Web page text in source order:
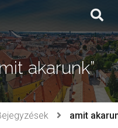
akarunk”
amit